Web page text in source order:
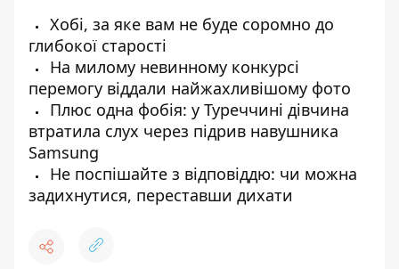
Хобі, за яке вам не буде соромно до
глибокої старості
На милому невинному конкурсі
перемогу віддали найжахливішому фото
Плюс одна фобія: у Туреччині дівчина
втратила слух через підрив навушника
Samsung
Не поспішайте з відповіддю: чи можна
задихнутися, переставши дихати